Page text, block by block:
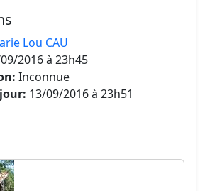
Lou CAU
2016 à 23h45
Inconnue
13/09/2016 à 23h51